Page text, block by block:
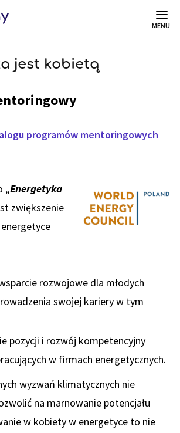
MENU
jest kobietą
programów mentoringowych
„Energetyka
zwiększenie
rozwojowe dla młodych
swojej kariery w tym
pozycji i rozwój kompetencyjny
w firmach energetycznych.
wyzwań klimatycznych nie
na marnowanie potencjału
w kobiety w energetyce to nie